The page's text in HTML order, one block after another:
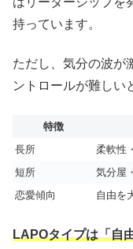
持っています。
ただし、気分の波が
ントロールが難しい
特徴
長所
柔軟性
短所
気分屋
恋愛傾向
自由を
LAPOタイプは「自